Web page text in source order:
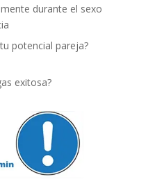
durante el sexo
potencial pareja?
exitosa?